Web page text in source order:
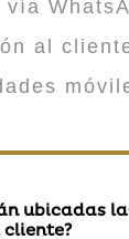
al
ubicadas